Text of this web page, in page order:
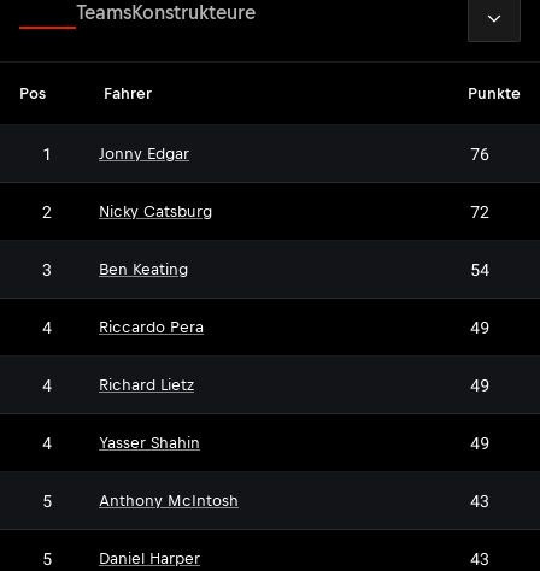
TeamsKonstrukteure
Pos Fahrer Punkte
1 Jonny Edgar 76
2 Nicky Catsburg 72
3 Ben Keating 54
4 Riccardo Pera 49
4 Richard Lietz 49
4 Yasser Shahin 49
5 Anthony McIntosh 43
5 Daniel Harper 43